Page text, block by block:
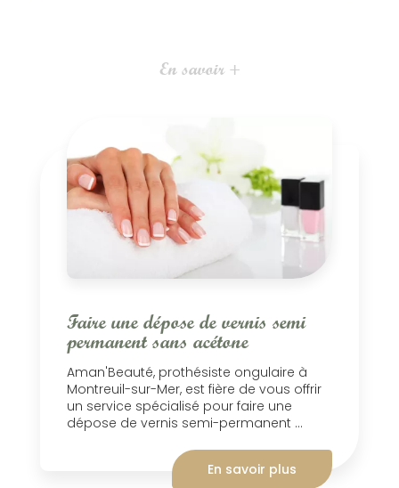
En savoir +
Faire une dépose de vernis semi
permanent sans acétone
Aman'Beauté, prothésiste ongulaire à
Montreuil-sur-Mer, est fière de vous offrir
un service spécialisé pour faire une
dépose de vernis semi-permanent ...
En savoir plus